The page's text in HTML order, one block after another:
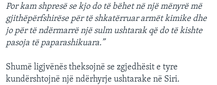
Por kam shpresë se kjo do të bëhet në një mënyrë më
gjithëpërfshirëse për të shkatërruar armët kimike dhe
jo për të ndërmarrë një sulm ushtarak që do të kishte
pasoja të paparashikuara.”
Shumë ligjvënës theksojnë se zgjedhësit e tyre
kundërshtojnë një ndërhyrje ushtarake në Siri.